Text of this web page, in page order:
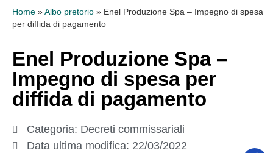
Home » Albo pretorio » Enel Produzione Spa – Impegno di spesa
per diffida di pagamento
Enel Produzione Spa –
Impegno di spesa per
diffida di pagamento
Categoria: Decreti commissariali
Data ultima modifica: 22/03/2022